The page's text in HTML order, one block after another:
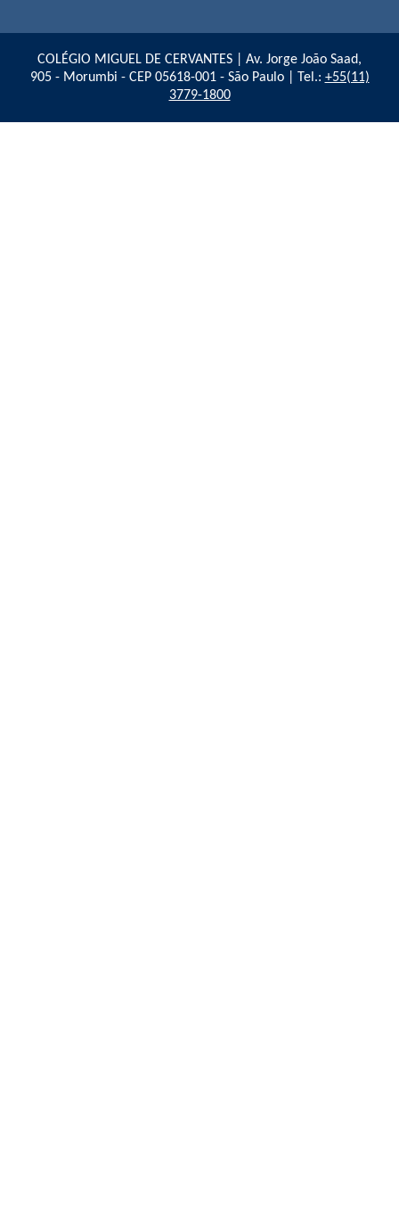
COLÉGIO MIGUEL DE CERVANTES | Av. Jorge João Saad,
905 - Morumbi - CEP 05618-001 - São Paulo | Tel.: +55(11)
3779-1800